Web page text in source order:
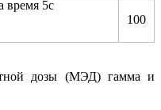
время 5с
100
дозы (МЭД) гамма и